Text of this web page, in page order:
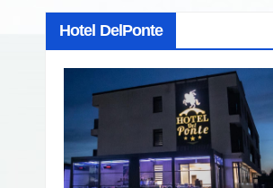
Hotel DelPonte